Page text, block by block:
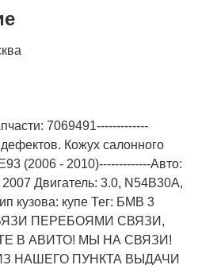
7069491-------------
Кожух салонного
(2006 - 2010)-------------Авто:
Двигатель: 3.0, N54B30A,
кузова: купе Тег: БМВ 3
ПЕРЕБОЯМИ СВЯЗИ,
В АВИТО! МЫ НА СВЯЗИ!
НАШЕГО ПУНКТА ВЫДАЧИ